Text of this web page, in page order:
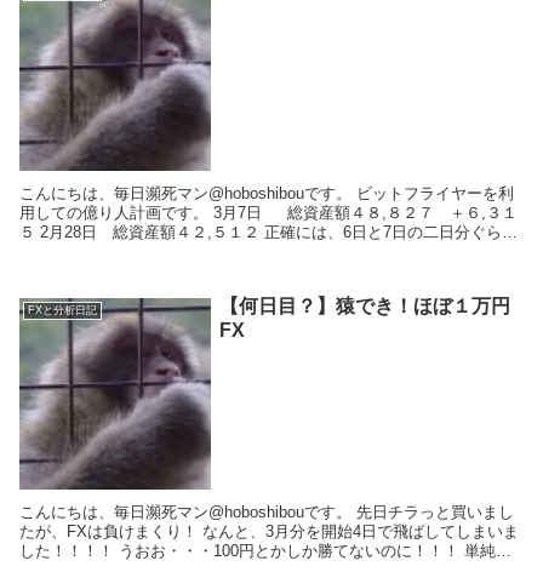
こんにちは、毎日瀕死マン@hoboshibouです。 ビットフライヤーを利
用しての億り人計画です。 3月7日 総資産額４８,８２７ ＋６,３１
５ 2月28日 総資産額４２,５１２ 正確には、6日と7日の二日分ぐらい
FXと分析日記
【何日目？】猿でき！ほぼ１万円
FX
こんにちは、毎日瀕死マン@hoboshibouです。 先日チラっと買いまし
たが、FXは負けまくり！ なんと、3月分を開始4日で飛ばしてしまいま
した！！！！ うおお・・・100円とかしか勝てないのに！！！ 単純に1